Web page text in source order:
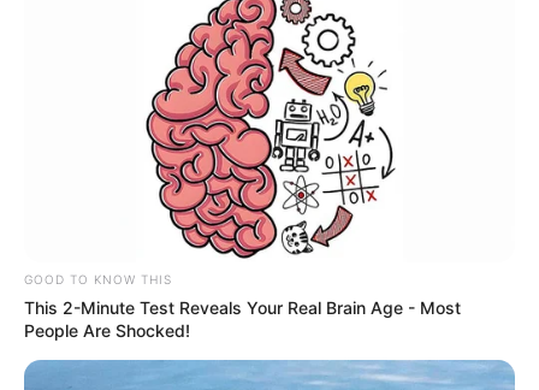
notícias em suas redes sociais!
GOOD TO KNOW THIS
This 2-Minute Test Reveals Your Real Brain Age - Most
People Are Shocked!